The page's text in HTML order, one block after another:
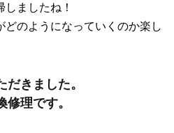
ましたね！
のようになっていくのか楽し
きました。
理です。